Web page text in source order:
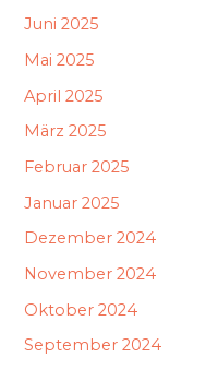
Juni 2025
Mai 2025
April 2025
März 2025
Februar 2025
Januar 2025
Dezember 2024
November 2024
Oktober 2024
September 2024